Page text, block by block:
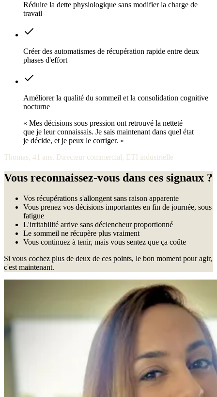
Réduire la dette physiologique sans modifier la charge de
travail
Créer des automatismes de récupération rapide entre deux
phases d'effort
Améliorer la qualité du sommeil et la consolidation cognitive
nocturne
« Mes décisions sous pression ont retrouvé la netteté
que je leur connaissais. Je sais maintenant dans quel état
je décide, et je peux le corriger. »
Thomas, 41 ans, Directeur commercial, ETI industrielle
Vous reconnaissez-vous dans ces signaux ?
Vos récupérations s'allongent sans raison apparente
Vous prenez vos décisions importantes en fin de journée, sous
fatigue
L'irritabilité arrive sans déclencheur proportionné
Le sommeil ne récupère plus vraiment
Vous continuez à tenir, mais vous sentez que ça coûte
Si vous cochez plus de deux de ces points, le bon moment pour agir,
c'est maintenant.